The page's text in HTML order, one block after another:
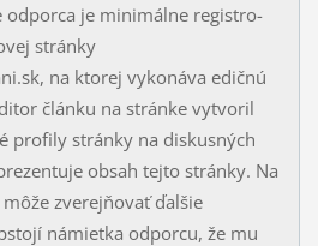
odporca je minimálne re­gis­tro­
stránky
na ktorej vy­ko­ná­va edič­nú
článku na stránke vytvoril
pro­fi­ly stránky na diskusných
obsah tejto stránky. Na
zverejňovať ďalšie
námietka od­por­cu, že mu